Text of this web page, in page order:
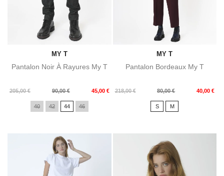
MY T
Pantalon Noir À Rayures My T
205,00 €
Prix
90,00 € 45,00 €
Prix
40 42 44 46
MY T
Pantalon Bordeaux My T
218,00 €
Prix
80,00 € 40,00 €
Prix
S M